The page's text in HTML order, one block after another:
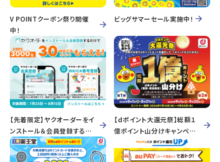
V POINTクーポン祭り開催
中！
ビッグサマーセール実施中！
【先着限定】ヤクオーダーをイ
ンストール＆会員登録するだ
けで WA!CAポイントもらえ
る！
【ｄポイント大還元祭】総額１
億ポイント山分けキャンペー